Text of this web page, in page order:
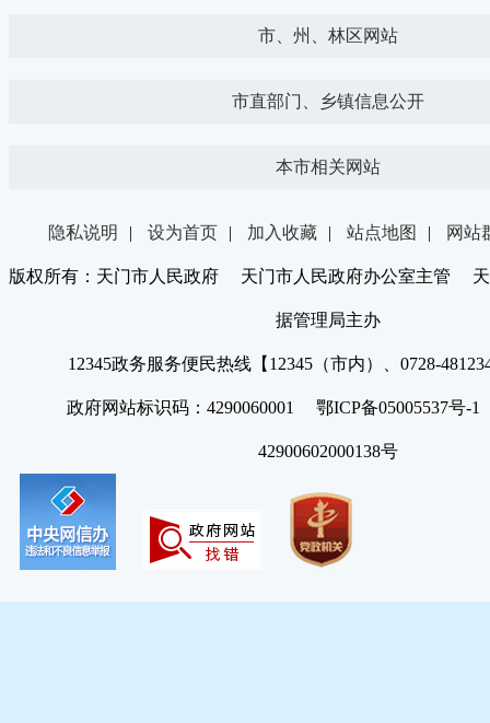
市、州、林区网站
市直部门、乡镇信息公开
本市相关网站
隐私说明 | 设为首页 | 加入收藏 | 站点地图 | 网站
版权所有：天门市人民政府 天门市人民政府办公室主管 天
据管理局主办
12345政务服务便民热线【12345（市内）、0728-
政府网站标识码：4290060001 鄂ICP备05005537号
42900602000138号